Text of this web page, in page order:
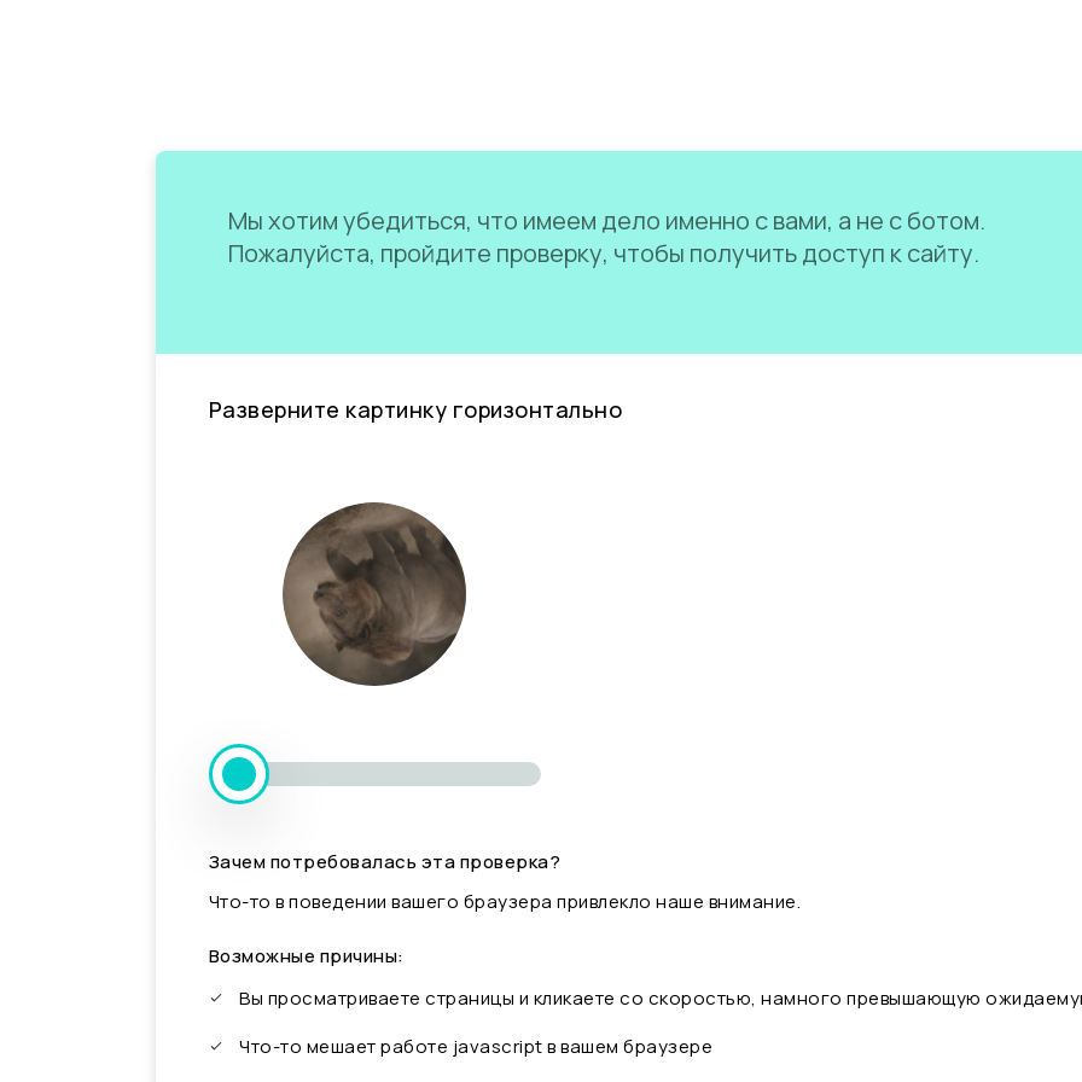
Мы хотим убедиться, что имеем дело именно с вами, а не с ботом.
Пожалуйста, пройдите проверку, чтобы получить доступ к сайту.
Разверните картинку горизонтально
Зачем потребовалась эта проверка?
Что-то в поведении вашего браузера привлекло наше внимание.
Возможные причины:
Вы просматриваете страницы и кликаете со скоростью, намного превышающую
Что-то мешает работе javascript в вашем браузере